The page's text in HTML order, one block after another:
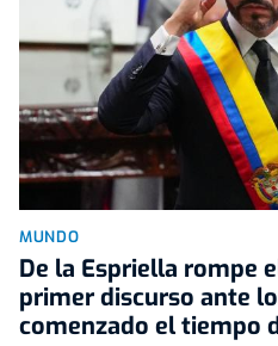
MUNDO
De la Espriella rompe
primer discurso ante
comenzado el tiempo